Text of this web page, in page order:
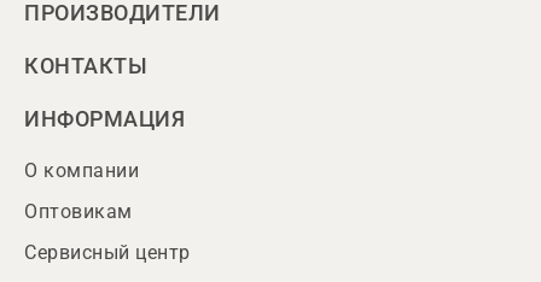
ПРОИЗВОДИТЕЛИ
КОНТАКТЫ
ИНФОРМАЦИЯ
О компании
Оптовикам
Сервисный центр